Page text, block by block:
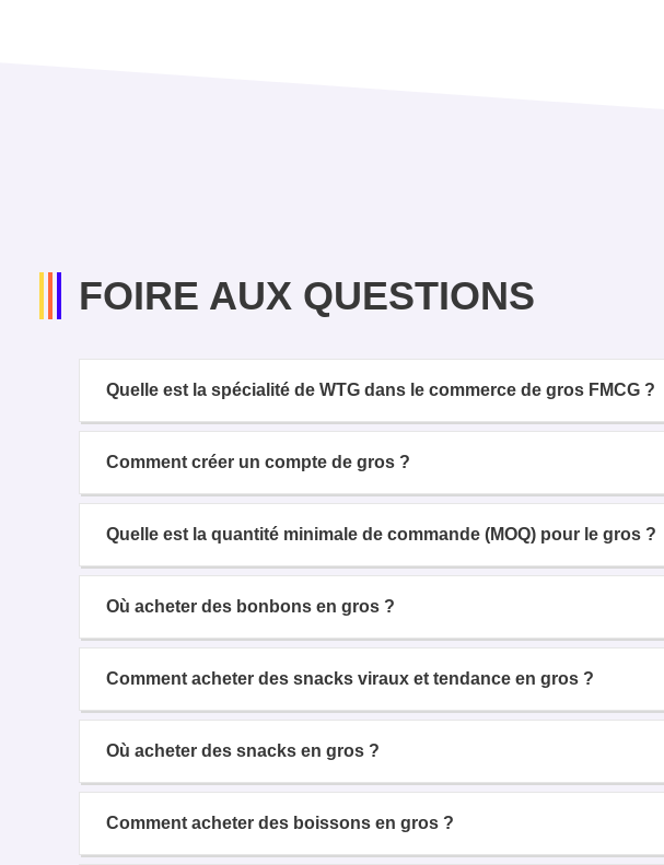
FOIRE AUX QUESTIONS
Quelle est la spécialité de WTG dans le commerce de gros FMCG ?
Comment créer un compte de gros ?
Quelle est la quantité minimale de commande (MOQ) pour le gros ?
Où acheter des bonbons en gros ?
Comment acheter des snacks viraux et tendance en gros ?
Où acheter des snacks en gros ?
Comment acheter des boissons en gros ?